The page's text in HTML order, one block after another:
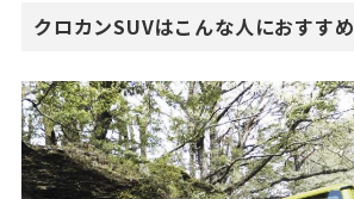
クロカンSUVはこんな人におすすめ